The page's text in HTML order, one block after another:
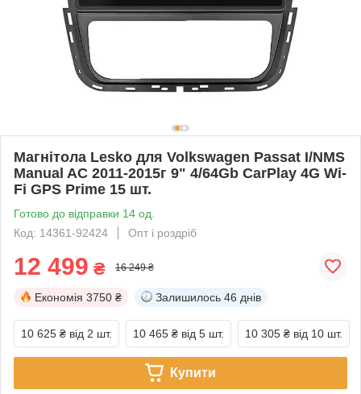
Магнітола Lesko для Volkswagen Passat I/NMS
Manual AC 2011-2015г 9" 4/64Gb CarPlay 4G Wi-
Fi GPS Prime 15 шт.
Готово до відправки 14 од.
Код: 14361-92424
Опт і роздріб
12 499 ₴ 16 249 ₴
Економія 3750 ₴ Залишилось 46 днів
10 625 ₴ від 2 шт. 10 465 ₴ від 5 шт. 10 305 ₴ від 10 шт.
Купити